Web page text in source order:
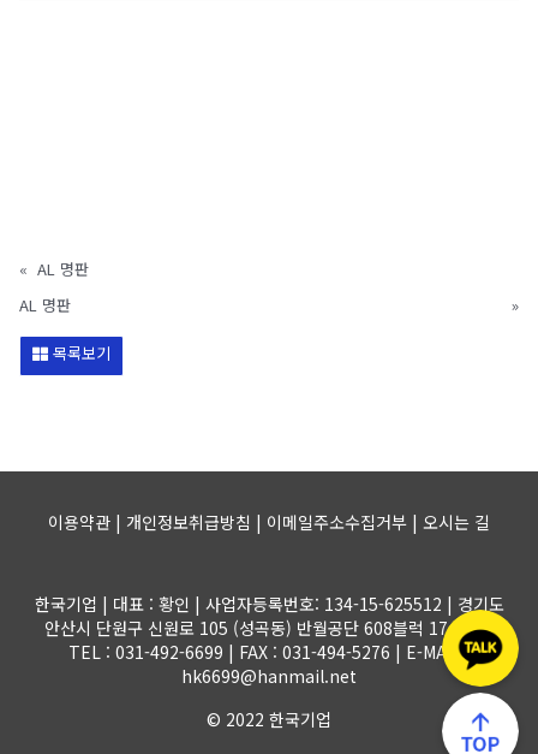
« AL 명판
AL 명판
»
목록보기
이용약관 | 개인정보취급방침 | 이메일주소수집거부 | 오시는 길
한국기업 | 대표 : 황인 | 사업자등록번호: 134-15-625512 | 경기도
안산시 단원구 신원로 105 (성곡동) 반월공단 608블럭 17-1롯트
TEL : 031-492-6699 | FAX : 031-494-5276 | E-MAIL :
hk6699@hanmail.net
© 2022 한국기업